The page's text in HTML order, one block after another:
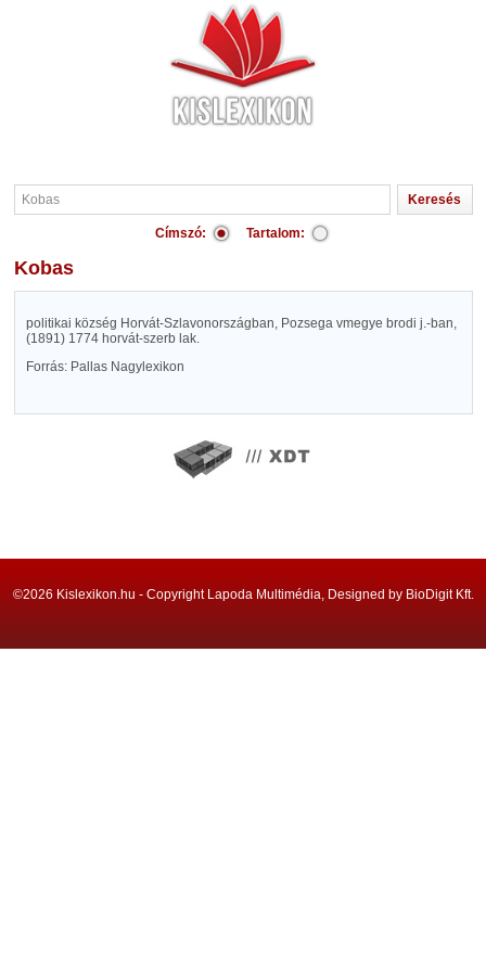
Címszó: Tartalom:
Kobas
politikai község Horvát-Szlavonországban, Pozsega vmegye brodi j.-ban,
(1891) 1774 horvát-szerb lak.
Forrás: Pallas Nagylexikon
©2026 Kislexikon.hu - Copyright Lapoda Multimédia, Designed by BioDigit Kft.